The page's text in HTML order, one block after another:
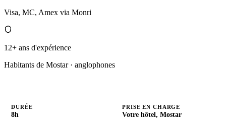
Visa, MC, Amex via Monri
12+ ans d'expérience
Habitants de Mostar · anglophones
DURÉE
8h
PRISE EN CHARGE
Votre hôtel, Mostar